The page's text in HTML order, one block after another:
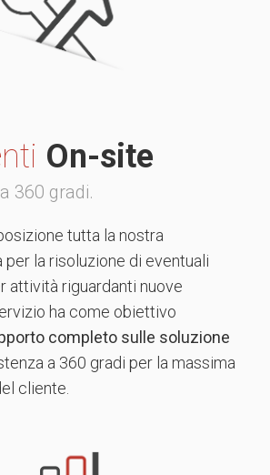
On-site
360 gradi.
tutta la nostra
la risoluzione di eventuali
attività riguardanti nuove
ha come obiettivo
completo sulle soluzione
a 360 gradi per la massima
cliente.